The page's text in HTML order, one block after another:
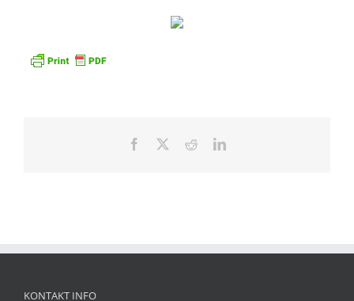
Facebook RedditLinkedIn
KONTAKT INFO